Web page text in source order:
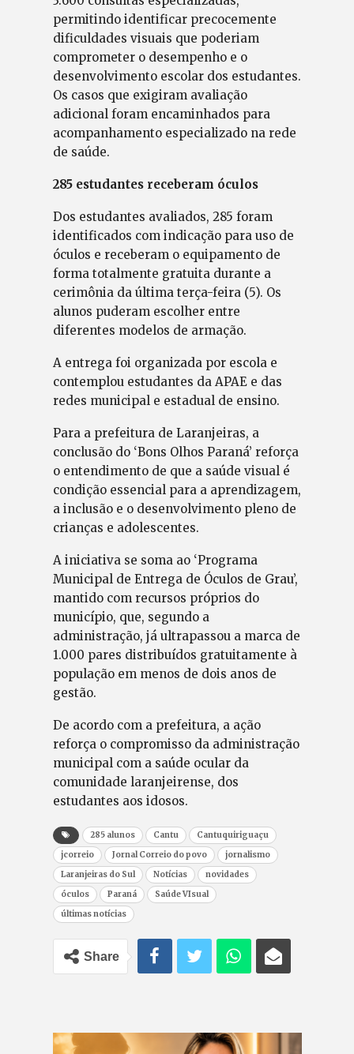
permitindo identificar precocemente
dificuldades visuais que poderiam
comprometer o desempenho e o
desenvolvimento escolar dos estudantes.
Os casos que exigiram avaliação
adicional foram encaminhados para
acompanhamento especializado na rede
de saúde.
285 estudantes receberam óculos
Dos estudantes avaliados, 285 foram
identificados com indicação para uso de
óculos e receberam o equipamento de
forma totalmente gratuita durante a
cerimônia da última terça-feira (5). Os
alunos puderam escolher entre
diferentes modelos de armação.
A entrega foi organizada por escola e
contemplou estudantes da APAE e das
redes municipal e estadual de ensino.
Para a prefeitura de Laranjeiras, a
conclusão do ‘Bons Olhos Paraná’ reforça
o entendimento de que a saúde visual é
condição essencial para a aprendizagem,
a inclusão e o desenvolvimento pleno de
crianças e adolescentes.
A iniciativa se soma ao ‘Programa
Municipal de Entrega de Óculos de Grau’,
mantido com recursos próprios do
município, que, segundo a
administração, já ultrapassou a marca de
1.000 pares distribuídos gratuitamente à
população em menos de dois anos de
gestão.
De acordo com a prefeitura, a ação
reforça o compromisso da administração
municipal com a saúde ocular da
comunidade laranjeirense, dos
estudantes aos idosos.
285 alunos Cantu
Cantuquiriguaçu
jcorreio
Jornal Correio do povo
jornalismo
Laranjeiras do Sul
Notícias
novidades
óculos
Paraná
Saúde VIsual
últimas notícias
Share